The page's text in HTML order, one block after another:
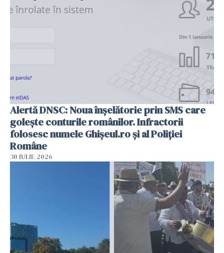
Alertă DNSC: Noua înșelătorie prin SMS care
golește conturile românilor. Infractorii
folosesc numele Ghișeul.ro și al Poliției
Române
30 IULIE 2026